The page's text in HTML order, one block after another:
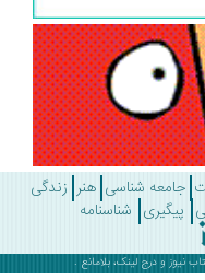
شناسی هنر زندگی
شناسنامه
درج لینک، بلامانع .